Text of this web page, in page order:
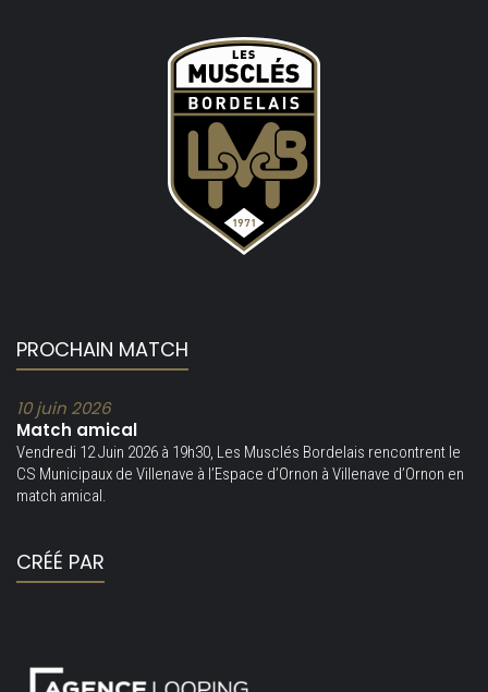
PROCHAIN MATCH
10 juin 2026
Match amical
Vendredi 12 Juin 2026 à 19h30, Les Musclés Bordelais rencontrent le
CS Municipaux de Villenave à l’Espace d’Ornon à Villenave d’Ornon en
match amical.
CRÉÉ PAR